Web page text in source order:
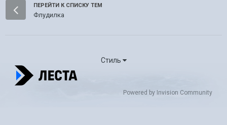
ПЕРЕЙТИ К СПИСКУ ТЕМ
Флудилка
Стиль
Powered by Invision Community